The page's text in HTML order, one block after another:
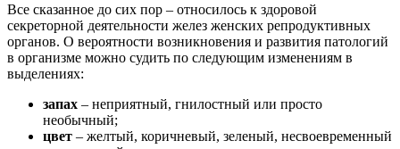
Все сказанное до сих пор – относилось к здоровой
секреторной деятельности желез женских репродуктивных
органов. О вероятности возникновения и развития патологий
в организме можно судить по следующим изменениям в
выделениях:
запах – неприятный, гнилостный или просто
необычный;
цвет – желтый, коричневый, зеленый, несвоевременный